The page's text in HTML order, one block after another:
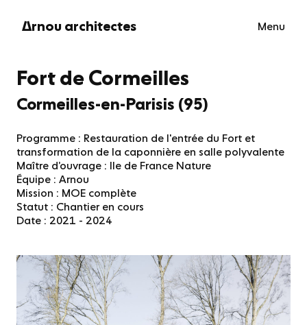
Frnou architectes Menu
Fort de Cormeilles
Cormeilles-en-Parisis (95)
Programme : Restauration de l'entrée du Fort et
transformation de la caponnière en salle polyvalente
Maître d’ouvrage : Ile de France Nature
Équipe : Arnou
Mission : MOE complète
Statut : Chantier en cours
Date : 2021 - 2024